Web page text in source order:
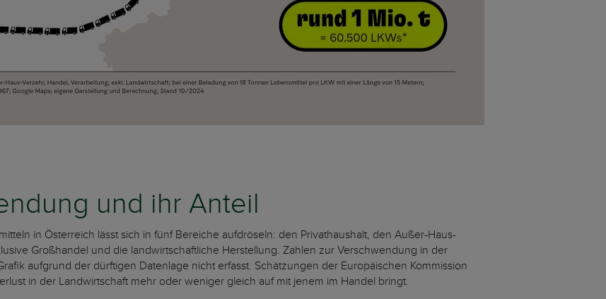
und ihr Anteil
in Österreich lässt sich in fünf Bereiche aufdröseln: den Privathaushalt, den Außer-Haus-
Großhandel und die landwirtschaftliche Herstellung. Zahlen zur Verschwendung in der
aufgrund der dürftigen Datenlage nicht erfasst. Schätzungen der Europäischen Kommission
in der Landwirtschaft mehr oder weniger gleich auf mit jenem im Handel bringt.